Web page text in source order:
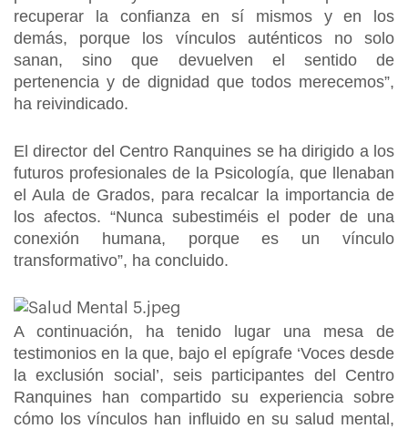
recuperar la confianza en sí mismos y en los
demás, porque los vínculos auténticos no solo
sanan, sino que devuelven el sentido de
pertenencia y de dignidad que todos merecemos”,
ha reivindicado.
El director del Centro Ranquines se ha dirigido a los
futuros profesionales de la Psicología, que llenaban
el Aula de Grados, para recalcar la importancia de
los afectos. “Nunca subestiméis el poder de una
conexión humana, porque es un vínculo
transformativo”, ha concluido.
A continuación, ha tenido lugar una mesa de
testimonios en la que, bajo el epígrafe ‘Voces desde
la exclusión social’, seis participantes del Centro
Ranquines han compartido su experiencia sobre
cómo los vínculos han influido en su salud mental,